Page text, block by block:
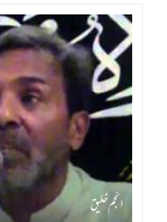
انجم خلیق